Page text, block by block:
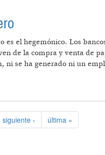
el hegemónico. Los
de la compra y venta de
ni se ha generado ni un
siguiente › última »